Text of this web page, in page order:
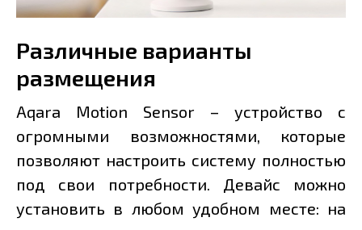
Различные варианты
размещения
Aqara Motion Sensor – устройство с
огромными возможностями, которые
позволяют настроить систему полностью
под свои потребности. Девайс можно
установить в любом удобном месте: на